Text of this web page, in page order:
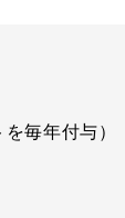
毎年付与）